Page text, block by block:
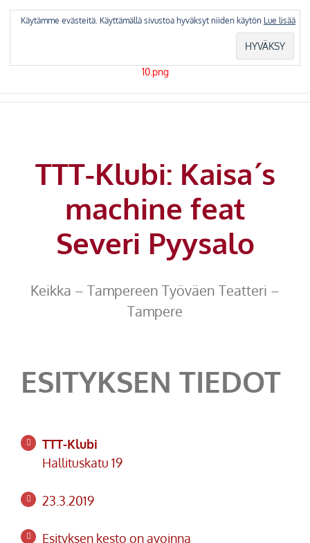
TTT-Klubi: Kaisa´s
machine feat
Severi Pyysalo
Keikka – Tampereen Työväen Teatteri –
Tampere
ESITYKSEN TIEDOT
TTT-Klubi
Hallituskatu 19
23.3.2019
Esityksen kesto on avoinna
Käytämme evästeitä. Käyttämällä sivustoa hyväksyt niiden käytön Lue lisää